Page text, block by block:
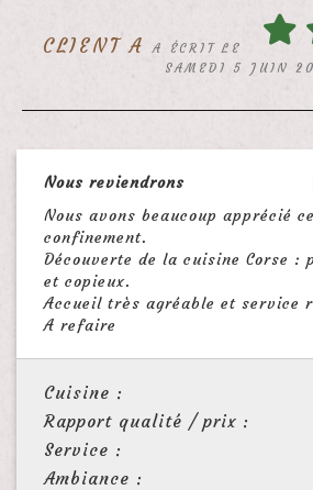
CLIENT A
A ÉCRIT LE
SAMEDI 5 JUIN
Nous reviendrons
Nous avons beaucoup apprécié
confinement.
Découverte de la cuisine Corse :
et copieux.
Accueil très agréable et service
A refaire
Cuisine :
Rapport qualité / prix :
Service :
Ambiance :